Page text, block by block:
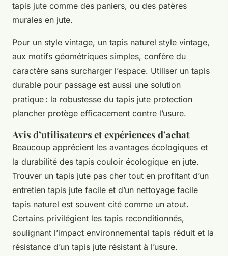
tapis jute comme des paniers, ou des patères
murales en jute.
Pour un style vintage, un tapis naturel style vintage,
aux motifs géométriques simples, confère du
caractère sans surcharger l’espace. Utiliser un tapis
durable pour passage est aussi une solution
pratique : la robustesse du tapis jute protection
plancher protège efficacement contre l’usure.
Avis d’utilisateurs et expériences d’achat
Beaucoup apprécient les avantages écologiques et
la durabilité des tapis couloir écologique en jute.
Trouver un tapis jute pas cher tout en profitant d’un
entretien tapis jute facile et d’un nettoyage facile
tapis naturel est souvent cité comme un atout.
Certains privilégient les tapis reconditionnés,
soulignant l’impact environnemental tapis réduit et la
résistance d’un tapis jute résistant à l’usure.